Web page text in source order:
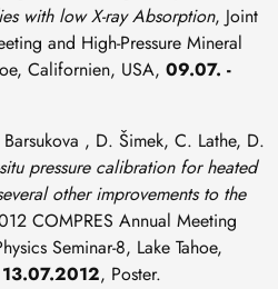
with low X-ray Absorption, Joint
and High-Pressure Mineral
Californien, USA, 09.07. -
, D. Šimek, C. Lathe, D.
pressure calibration for heated
other improvements to the
COMPRES Annual Meeting
Seminar-8, Lake Tahoe,
, Poster.